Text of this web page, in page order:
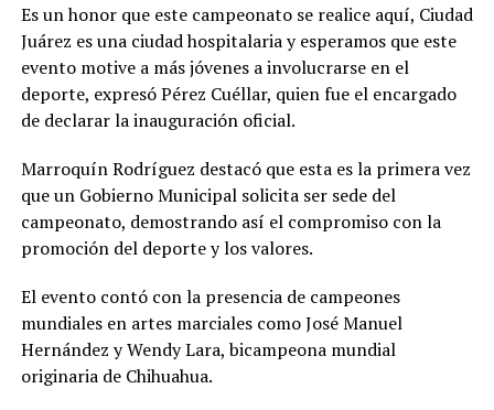
Es un honor que este campeonato se realice aquí, Ciudad
Juárez es una ciudad hospitalaria y esperamos que este
evento motive a más jóvenes a involucrarse en el
deporte, expresó Pérez Cuéllar, quien fue el encargado
de declarar la inauguración oficial.
Marroquín Rodríguez destacó que esta es la primera vez
que un Gobierno Municipal solicita ser sede del
campeonato, demostrando así el compromiso con la
promoción del deporte y los valores.
El evento contó con la presencia de campeones
mundiales en artes marciales como José Manuel
Hernández y Wendy Lara, bicampeona mundial
originaria de Chihuahua.